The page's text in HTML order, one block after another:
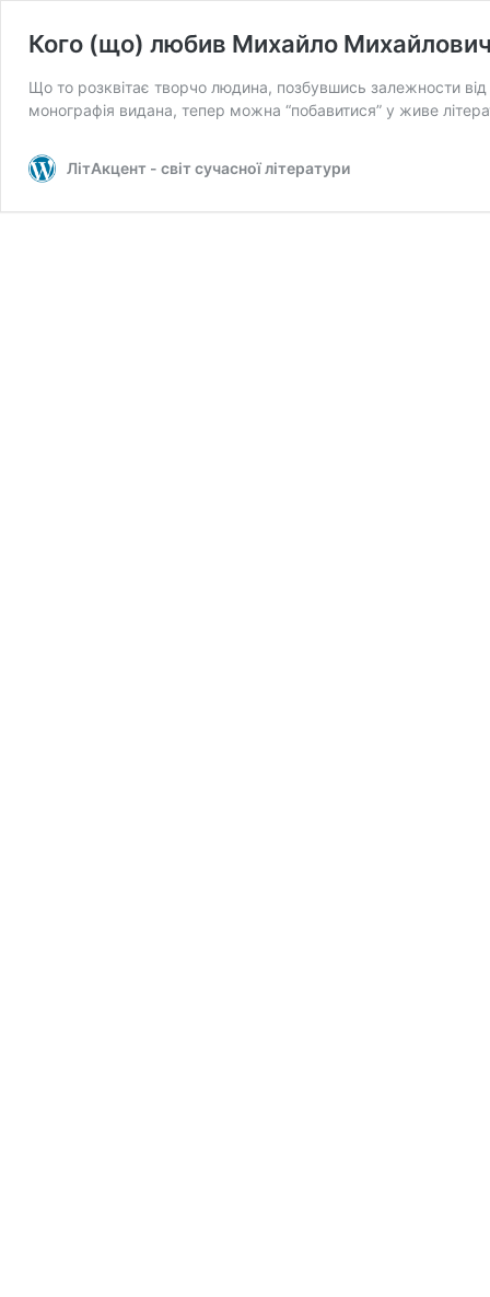
Кого (що) любив Михайло
Що то розквітає творчо людина, позбувшись залежности
монографія видана, тепер можна “побавитися” у живе
ЛітАкцент - світ сучасної літератури